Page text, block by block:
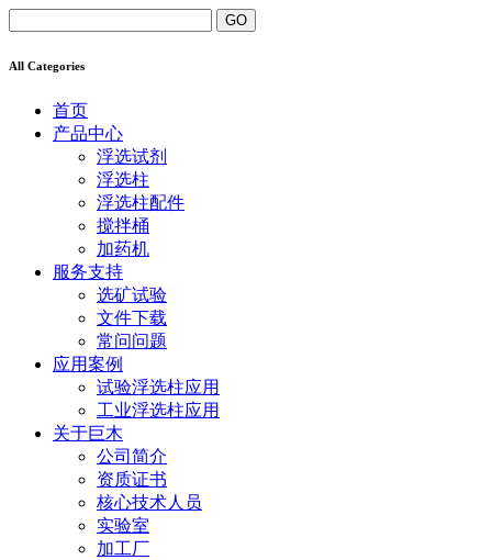
All Categories
首页
产品中心
浮选试剂
浮选柱
浮选柱配件
搅拌桶
加药机
服务支持
选矿试验
文件下载
常问问题
应用案例
试验浮选柱应用
工业浮选柱应用
关于巨木
公司简介
资质证书
核心技术人员
实验室
加工厂